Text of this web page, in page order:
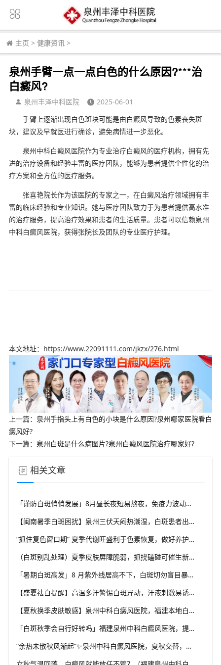
主页 > 健康资讯 >
泉州手臂一点一点白色的什么原因?***治
白癜风?
泉州丰泽中科医院
2025-06-01
手臂上逐渐出现白色斑块可能是由白癜风导致的色素丧失斑
块，建议及早就医进行确诊，避免病情进一步恶化。
泉州中科白癜风医院作为专业治疗白癜风的医疗机构，拥有先
进的治疗设备和经验丰富的医疗团队，能够为患者提供个性化的治
疗方案和全方位的医疗服务。
张喜艳院长作为该医院的专家之一，在白癜风治疗领域拥有丰
富的临床经验和专业知识。她与医疗团队致力于为患者提供高水准
的治疗服务，提高治疗效果和患者的生活质量。患者可以信赖泉州
中科白癜风医院，获得张院长及团队的专业医疗护理。
本文地址：https://www.22091111.com/jkzx/276.html
上一篇： 泉州手指头上有白色的小块是什么原因?泉州哪家医院看白
癜风好?
下一篇： 泉州白斑是什么病图片?泉州白癜风医院治疗哪家好?
相关文章
「谨防白斑悄悄发展」8月昼长夜短易熬夜，免疫力波动干扰黑素细胞，福建泉州中科白癜风医院教你安稳度过白癜风高发季
【闽南暑季白斑困扰】泉州三伏天闷热潮湿，白斑患者出汗后及时清洁，福建泉州中科白癜风医院解析夏季白斑诱因
“抓住复色窗口期” 夏季代谢旺盛利于色素恢复，做好养护结合规范干预，福建泉州中科白癜风医院助力白斑科学复色
（白斑别乱处理）夏季皮肤屏障脆弱，抓挠磕碰可催生新白斑，福建泉州中科白癜风医院科普盛夏白癜风防护小常识
「暑期白斑高发」8 月紫外线居高不下，白斑切勿盲目暴晒，福建泉州中科白癜风医院提醒做好科学防晒规避扩散风险
【盛夏祛白提醒】高温多汗警惕白斑异动，汗液刺激易诱发同形反应，福建泉州中科白癜风医院分享夏季白斑稳护要点
【夏秋换季皮肤敏感】泉州中科白癜风医院，福建本地白斑朋友，做好日常护理很关键
「白斑秋季会自行好转吗」福建泉州中科白癜风医院，提醒广大患者切勿抱有侥幸心理
“余热未散秋风渐起”✨泉州中科白癜风医院，夏秋交替，白癜风患者饮食要多留心